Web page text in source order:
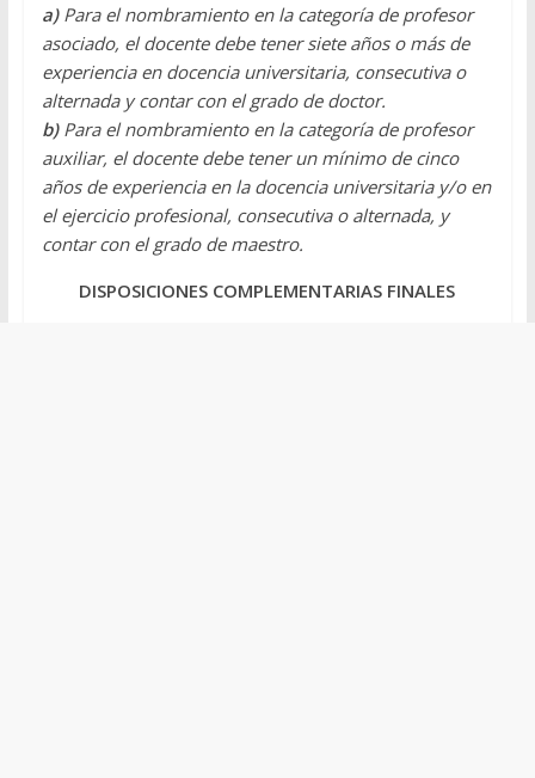
a) Para el nombramiento en la categoría de profesor
asociado, el docente debe tener siete años o más de
experiencia en docencia universitaria, consecutiva o
alternada y contar con el grado de doctor.
b)Para el nombramiento en la categoría de profesor
auxiliar, el docente debe tener un mínimo de cinco
años de experiencia en la docencia universitaria y/o en
el ejercicio profesional, consecutiva o alternada, y
contar con el grado de maestro.
DISPOSICIONES COMPLEMENTARIAS FINALES